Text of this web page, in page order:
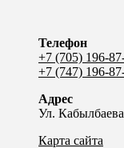
Телефон
+7 (705) 196-
+7 (747) 196-
Адрес
Ул.
Карта сайта